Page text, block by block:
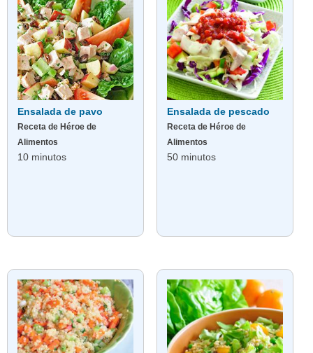
Ensalada de pavo
Receta de Héroe de
Alimentos
10 minutos
Ensalada de pescado
Receta de Héroe de
Alimentos
50 minutos